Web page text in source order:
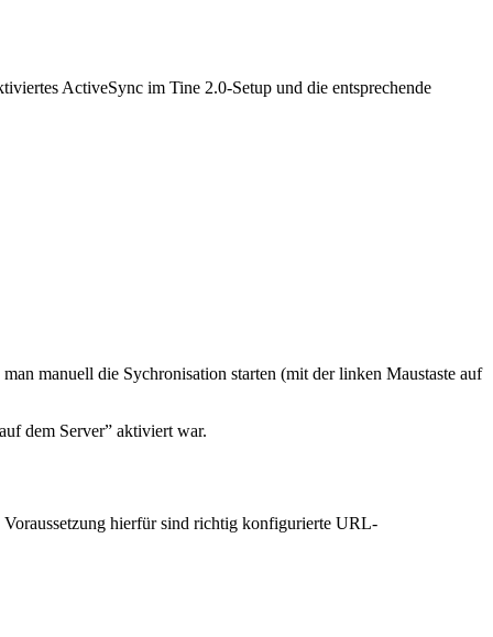
ActiveSync im Tine 2.0-Setup und die entsprechende
manuell die Sychronisation starten (mit der linken Maustaste auf
dem Server” aktiviert war.
hierfür sind richtig konfigurierte URL-